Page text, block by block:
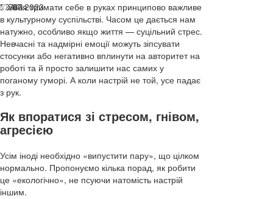
03.07.2023
783
Уміння тримати себе в руках принципово важливе
в культурному суспільстві. Часом це дається нам
натужно, особливо якщо життя — суцільний стрес.
Невчасні та надмірні емоції можуть зіпсувати
стосунки або негативно вплинути на авторитет на
роботі та й просто залишити нас самих у
поганому гуморі. А коли настрій не той, усе падає
з рук.
Як впоратися зі стресом, гнівом,
агресією
Усім іноді необхідно «випустити пару», що цілком
нормально. Пропонуємо кілька порад, як робити
це «екологічно», не псуючи натомість настрій
іншим.